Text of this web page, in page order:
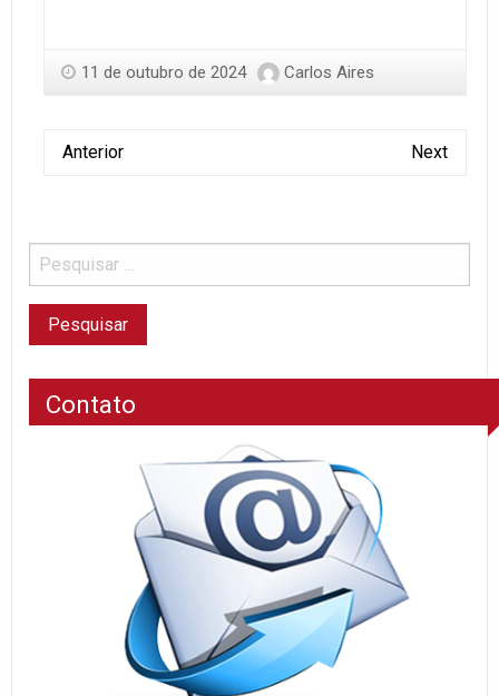
11 de outubro de 2024 Carlos Aires
Anterior Next
Contato